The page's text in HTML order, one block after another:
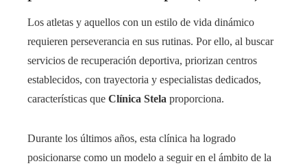
Los atletas y aquellos con un estilo de vida dinámico
requieren perseverancia en sus rutinas. Por ello, al buscar
servicios de recuperación deportiva, priorizan centros
establecidos, con trayectoria y especialistas dedicados,
características que Clínica Stela proporciona.
Durante los últimos años, esta clínica ha logrado
posicionarse como un modelo a seguir en el ámbito de la